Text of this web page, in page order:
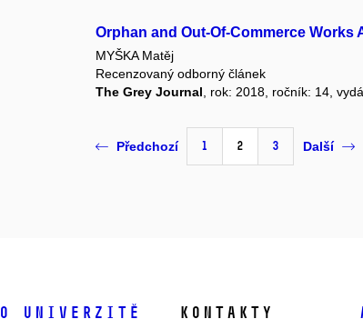
Orphan and Out-Of-Commerce
MYŠKA Matěj
Recenzovaný odborný článek
The Grey Journal , rok: 2018, ročník: 14,
Předchozí 1 2 3 Další
O univerzitě Kontakty